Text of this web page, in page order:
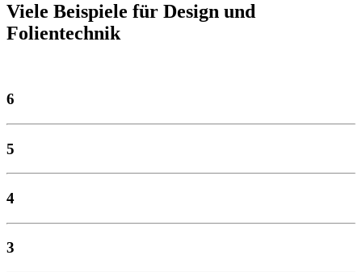
Viele Beispiele für Design und
Folientechnik
6
5
4
3